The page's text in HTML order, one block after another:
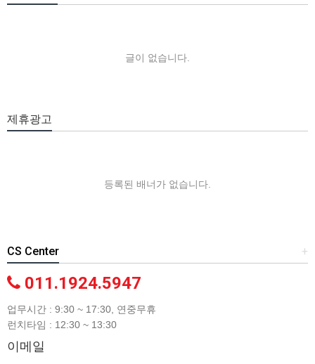
글이 없습니다.
제휴광고
등록된 배너가 없습니다.
+
CS Center
011.1924.5947
업무시간 : 9:30 ~ 17:30, 연중무휴
런치타임 : 12:30 ~ 13:30
이메일